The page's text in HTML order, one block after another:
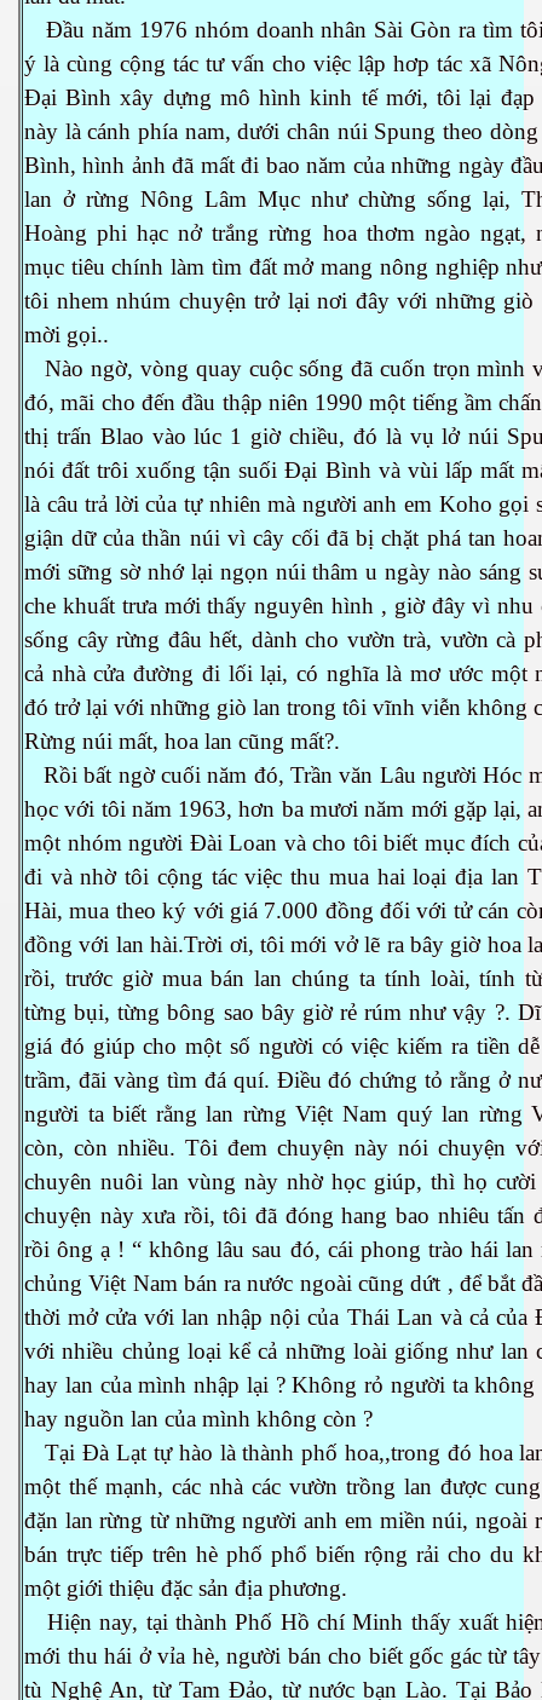
Đầu năm 1976 nhóm doanh nhân Sài Gòn ra tìm
ý là cùng cộng tác tư vấn cho việc lập hơp tác xã
Đại Bình xây dựng mô hình kinh tế mới, tôi lại đạp
này là cánh phía nam, dưới chân núi Spung theo
Bình, hình ảnh đã mất đi bao năm của những ngày
lan ở rừng Nông Lâm Mục như chừng sống lại,
Hoàng phi hạc nở trắng rừng hoa thơm ngào ngạt,
mục tiêu chính làm tìm đất mở mang nông nghiệp
tôi nhem nhúm chuyện trở lại nơi đây với những giò
mời gọi..
Nào ngờ, vòng quay cuộc sống đã cuốn trọn mình
đó, mãi cho đến đầu thập niên 1990 một tiếng ầm
thị trấn Blao vào lúc 1 giờ chiều, đó là vụ lở núi
nói đất trôi xuống tận suối Đại Bình và vùi lấp mất
là câu trả lời của tự nhiên mà người anh em Koho gọi
giận dữ của thần núi vì cây cối đã bị chặt phá tan
mới sững sờ nhớ lại ngọn núi thâm u ngày nào sáng
che khuất trưa mới thấy nguyên hình , giờ đây vì nhu
sống cây rừng đâu hết, dành cho vườn trà, vườn cà
cả nhà cửa đường đi lối lại, có nghĩa là mơ ước một
đó trở lại với những giò lan trong tôi vĩnh viễn không
Rừng núi mất, hoa lan cũng mất?.
Rồi bất ngờ cuối năm đó, Trần văn Lâu người Hóc
học với tôi năm 1963, hơn ba mươi năm mới gặp lại,
một nhóm người Đài Loan và cho tôi biết mục đích
đi và nhờ tôi cộng tác việc thu mua hai loại địa lan
Hài, mua theo ký với giá 7.000 đồng đối với tử cán
đồng với lan hài.Trời ơi, tôi mới vở lẽ ra bây giờ hoa
rồi, trước giờ mua bán lan chúng ta tính loài, tính
từng bụi, từng bông sao bây giờ rẻ rúm như vậy ?.
giá đó giúp cho một số người có việc kiếm ra tiền
trầm, đãi vàng tìm đá quí. Điều đó chứng tỏ rằng ở
người ta biết rằng lan rừng ViệtNam quý lan rừng
còn, còn nhiều. Tôi đem chuyện này nói chuyện
chuyên nuôi lan vùng này nhờ học giúp, thì họ
chuyện này xưa rồi, tôi đã đóng hang bao nhiêu tấn
rồi ông ạ ! “ không lâu sau đó, cái phong trào hái lan
chủng Việt Nam bán ra nước ngoài cũng dứt , để bắt
thời mở cửa với lan nhập nội của Thái Lan và cả của
với nhiều chủng loại kể cả những loài giống như lan
hay lan của mình nhập lại ? Không rỏ người ta không
hay nguồn lan của mình không còn ?
Tại Đà Lạt tự hào là thành phố hoa,,trong đó hoa
một thế mạnh, các nhà các vườn trồng lan được
đặn lan rừng từ những người anh em miền núi, ngoài
bán trực tiếp trên hè phố phổ biến rộng rải cho du
một giới thiệu đặc sản địa phương.
Hiện nay, tại thành Phố Hồ chí Minh thấy xuất
mới thu hái ở vỉa hè, người bán cho biết gốc gác từ
tù Nghệ An, từ Tam Đảo, từ nước bạn Lào. Tại Bảo